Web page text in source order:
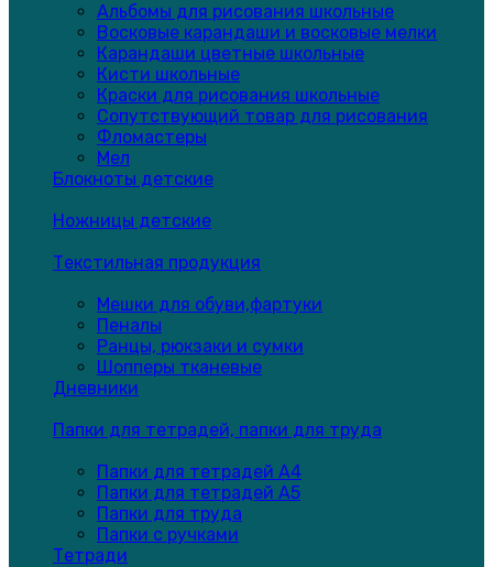
Альбомы для рисования школьные
Восковые карандаши и восковые мелки
Карандаши цветные школьные
Кисти школьные
Краски для рисования школьные
Сопутствующий товар для рисования
Фломастеры
Мел
Блокноты детские
Ножницы детские
Текстильная продукция
Мешки для обуви,фартуки
Пеналы
Ранцы, рюкзаки и сумки
Шопперы тканевые
Дневники
Папки для тетрадей, папки для труда
Папки для тетрадей А4
Папки для тетрадей А5
Папки для труда
Папки с ручками
Тетради